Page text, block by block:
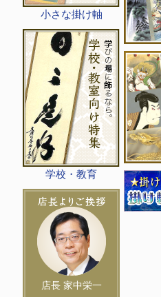
小さな掛け軸
学校・教育
店長 家中栄一